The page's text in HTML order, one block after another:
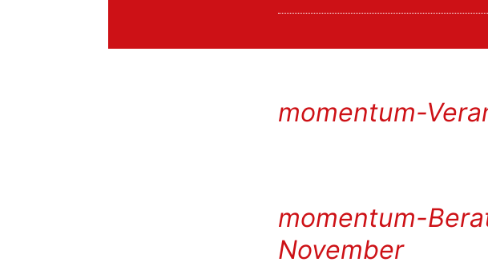
momentum-
momentum-
November